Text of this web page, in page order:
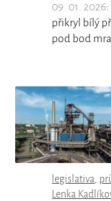
09. 01. 2026
přikryl bílý
pod bod
legislativa,
Lenka